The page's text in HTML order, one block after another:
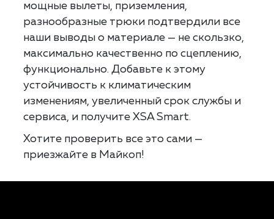
мощные вылеты, приземления,
разнообразные трюки подтвердили все
наши выводы о материале — не скользко,
максимально качественно по сцеплению,
функционально. Добавьте к этому
устойчивость к климатическим
изменениям, увеличенный срок службы и
сервиса, и получите XSA Smart.
Хотите проверить все это сами —
приезжайте в Майкоп!